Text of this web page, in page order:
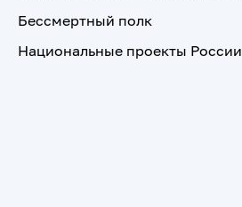
Бессмертный полк
Национальные проекты России